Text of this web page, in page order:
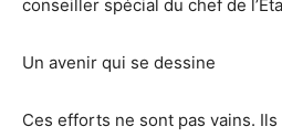
conseiller spécial du chef de
Un avenir qui se dessine
Ces efforts ne sont pas vains.